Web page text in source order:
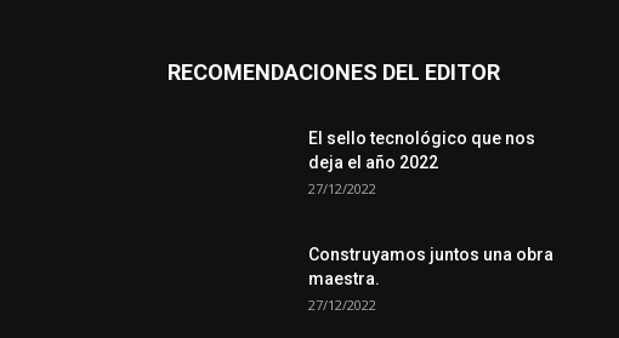
RECOMENDACIONES DEL EDITOR
El sello tecnológico que nos
deja el año 2022
27/12/2022
Construyamos juntos una obra
maestra.
27/12/2022